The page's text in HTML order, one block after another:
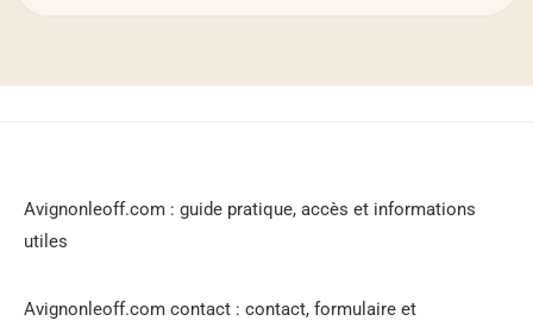
Avignonleoff.com : guide pratique, accès et informations
utiles
Avignonleoff.com contact : contact, formulaire et